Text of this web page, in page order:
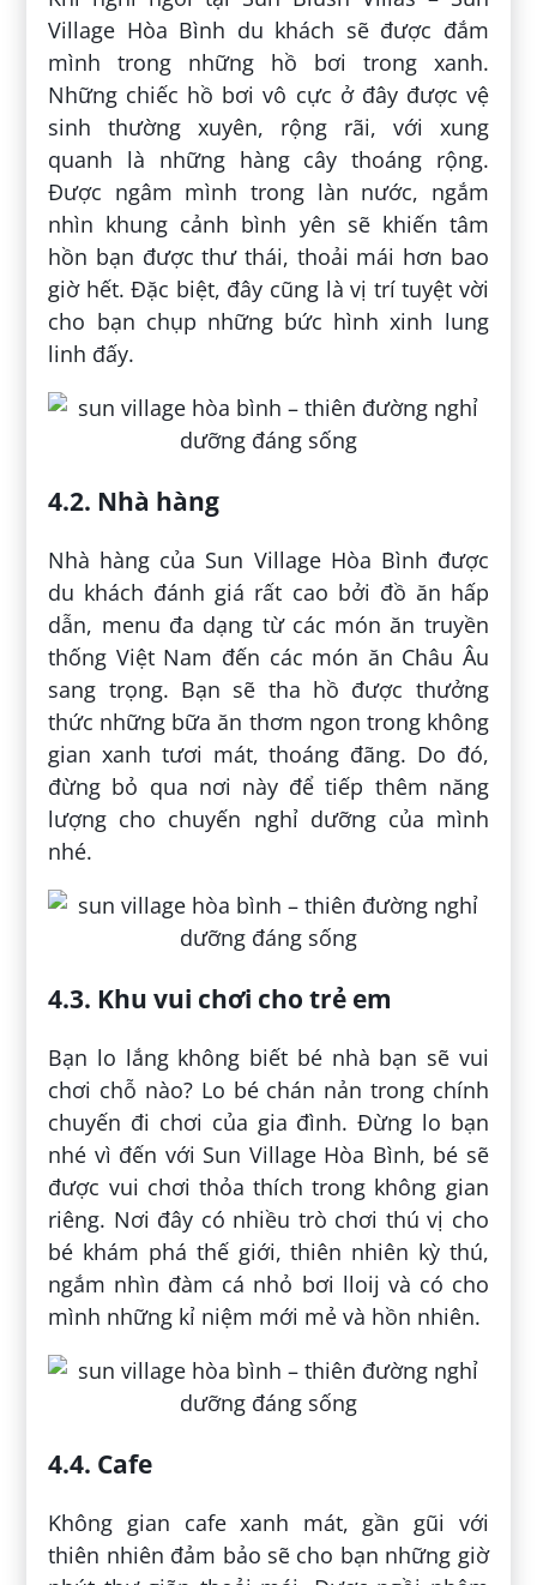
Village Hòa Bình du khách sẽ được đắm
mình trong những hồ bơi trong xanh.
Những chiếc hồ bơi vô cực ở đây được vệ
sinh thường xuyên, rộng rãi, với xung
quanh là những hàng cây thoáng rộng.
Được ngâm mình trong làn nước, ngắm
nhìn khung cảnh bình yên sẽ khiến tâm
hồn bạn được thư thái, thoải mái hơn bao
giờ hết. Đặc biệt, đây cũng là vị trí tuyệt vời
cho bạn chụp những bức hình xinh lung
linh đấy.
4.2. Nhà hàng
Nhà hàng của Sun Village Hòa Bình được
du khách đánh giá rất cao bởi đồ ăn hấp
dẫn, menu đa dạng từ các món ăn truyền
thống Việt Nam đến các món ăn Châu Âu
sang trọng. Bạn sẽ tha hồ được thưởng
thức những bữa ăn thơm ngon trong không
gian xanh tươi mát, thoáng đãng. Do đó,
đừng bỏ qua nơi này để tiếp thêm năng
lượng cho chuyến nghỉ dưỡng của mình
nhé.
4.3. Khu vui chơi cho trẻ em
Bạn lo lắng không biết bé nhà bạn sẽ vui
chơi chỗ nào? Lo bé chán nản trong chính
chuyến đi chơi của gia đình. Đừng lo bạn
nhé vì đến với Sun Village Hòa Bình, bé sẽ
được vui chơi thỏa thích trong không gian
riêng. Nơi đây có nhiều trò chơi thú vị cho
bé khám phá thế giới, thiên nhiên kỳ thú,
ngắm nhìn đàm cá nhỏ bơi lloij và có cho
mình những kỉ niệm mới mẻ và hồn nhiên.
4.4. Cafe
Không gian cafe xanh mát, gần gũi với
thiên nhiên đảm bảo sẽ cho bạn những giờ